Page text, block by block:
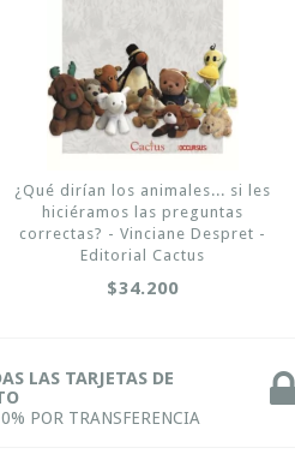
¿Qué dirían los animales... si les
hiciéramos las preguntas
correctas? - Vinciane Despret -
Editorial Cactus
$34.200
LAS TARJETAS DE
POR TRANSFERENCIA